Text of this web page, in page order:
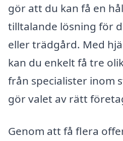
gör att du kan få en
tilltalande lösning för
eller trädgård. Med
kan du enkelt få tre
från specialister inom
gör valet av rätt
Genom att få flera